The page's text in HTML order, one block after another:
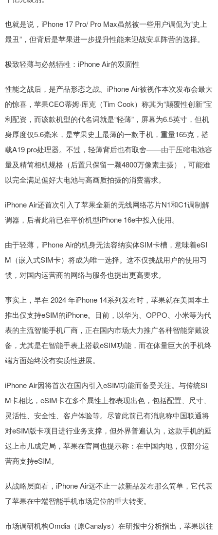
也就是说，iPhone 17 Pro/ Pro Max虽然被一些用户调侃为“史上
最丑”，但背后是苹果进一步提升性能来迎战安卓阵营的选择。
极致轻薄与必然牺牲：iPhone Air的双面性
性能之战后，是产品形态之战。iPhone Air被视作本次发布会最大
的惊喜，苹果CEO蒂姆·库克（Tim Cook）称其为“颠覆性创新”宝
利配资，而该款机型的代名词就是“轻薄”，屏幕为6.5英寸，但机
身厚度仅5.6毫米，是苹果史上最薄的一款手机，重量165克，搭
载A19 pro处理器。不过，轻薄背后也有取舍——由于压缩电池容
量及精简相机规格（后置只保留一颗4800万像素主摄），可能难
以完全满足偏好大电池与高画质拍摄的消费需求。
iPhone Air还首次引入了苹果全新的无线网络芯片N1和C1调制解
调器，后者此前已在平价机型iPhone 16e中投入使用。
由于轻薄，iPhone Air的机身无法容纳实体SIM卡槽，意味着eSI
M（嵌入式SIM卡）将成为唯一选择。这不仅挑战用户的使用习
惯，对国内运营商的网络与服务也提出更高要求。
事实上，早在 2024 年iPhone 14系列发布时，苹果就在美国本土
推出仅支持eSIM的iPhone。目前，以华为、OPPO、小米等为代
表的主流智能手机厂商，正在国内市场大力推广各种智能穿戴设
备，尤其是在智能手表上搭载eSIM功能，而在体量巨大的手机终
端方面始终没有实质性进展。
iPhone Air因将首次在国内引入eSIM功能而备受关注。与传统SI
M卡相比，eSIM卡在多个属性上都表现出色，包括配置、尺寸、
灵活性、安全性、客户体验等。尽管此前已有消息称中国联通将
对eSIM版卡项目进行业务支撑，但外界普遍认为，这款手机的延
迟上市几成定局，苹果在官网也提示称：在中国内地，仅部分运
营商支持eSIM。
从战略层面看，iPhone Air远不止一款新品发布那么简单，它代表
了苹果在中端智能手机市场定位的重大转变。
市场调研机构Omdia（原Canalys）在研报中分析指出，苹果以往